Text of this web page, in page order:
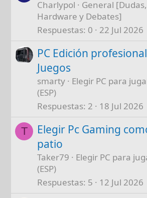
Charlypol
General
Hardware y Debates]
Respuestas 0 22 Jul 2026
PC Edición
Juegos
smarty
Elegir PC para
(ESP)
Respuestas 2 18 Jul 2026
T
Elegir Pc Gaming
patio
Taker79
Elegir PC para
(ESP)
Respuestas 5 12 Jul 2026